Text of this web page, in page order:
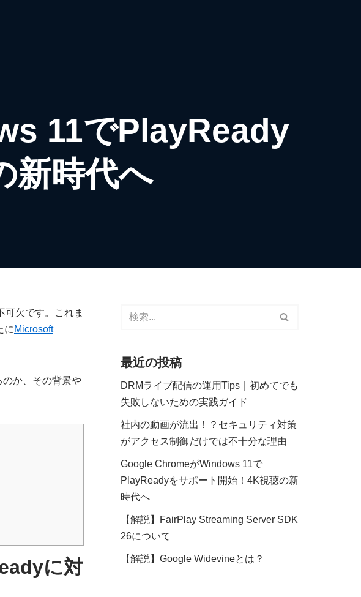
11でPlayReady
新時代へ
可欠です。これま
に Microsoft
か、その背景や
に対
最近の投稿
DRMライブ配信の運用Tips｜初めてでも
失敗しないための実践ガイド
社内の動画が流出！？セキュリティ対策
がアクセス制御だけでは不十分な理由
Google ChromeがWindows 11で
PlayReadyをサポート開始！4K視聴の新
時代へ
【解説】FairPlay Streaming Server SDK
26について
【解説】Google Widevineとは？